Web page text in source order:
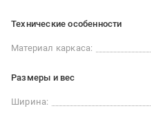
Технические особенности
Материал каркаса:
Размеры и вес
Ширина: